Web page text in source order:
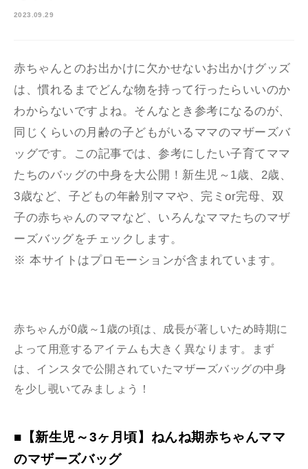
2023.09.29
赤ちゃんとのお出かけに欠かせないお出かけグッズ
は、慣れるまでどんな物を持って行ったらいいのか
わからないですよね。そんなとき参考になるのが、
同じくらいの月齢の子どもがいるママのマザーズバ
ッグです。この記事では、参考にしたい子育てママ
たちのバッグの中身を大公開！新生児～1歳、2歳、
3歳など、子どもの年齢別ママや、完ミor完母、双
子の赤ちゃんのママなど、いろんなママたちのマザ
ーズバッグをチェックします。
※ 本サイトはプロモーションが含まれています。
赤ちゃんが0歳～1歳の頃は、成長が著しいため時期に
よって用意するアイテムも大きく異なります。まず
は、インスタで公開されていたマザーズバッグの中身
を少し覗いてみましょう！
■【新生児～3ヶ月頃】ねんね期赤ちゃんママ
のマザーズバッグ